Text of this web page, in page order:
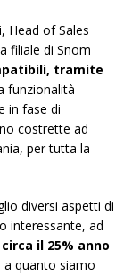
Head of Sales
filiale di Snom
tramite
funzionalità
in fase di
costrette ad
per tutta la
diversi aspetti di
interessante, ad
il 25% anno
a quanto siamo